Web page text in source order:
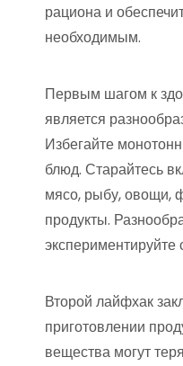
рациона и
необходимым.
Первым шагом к
является
Избегайте
блюд. Старайтесь
мясо, рыбу, овощи,
продукты.
Второй лайфхак
приготовлении
вещества могут